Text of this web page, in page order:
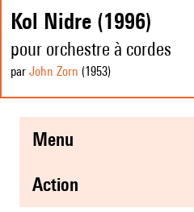
Kol Nidre (1996)
pour orchestre à cordes
par John Zorn (1953)
menu
action